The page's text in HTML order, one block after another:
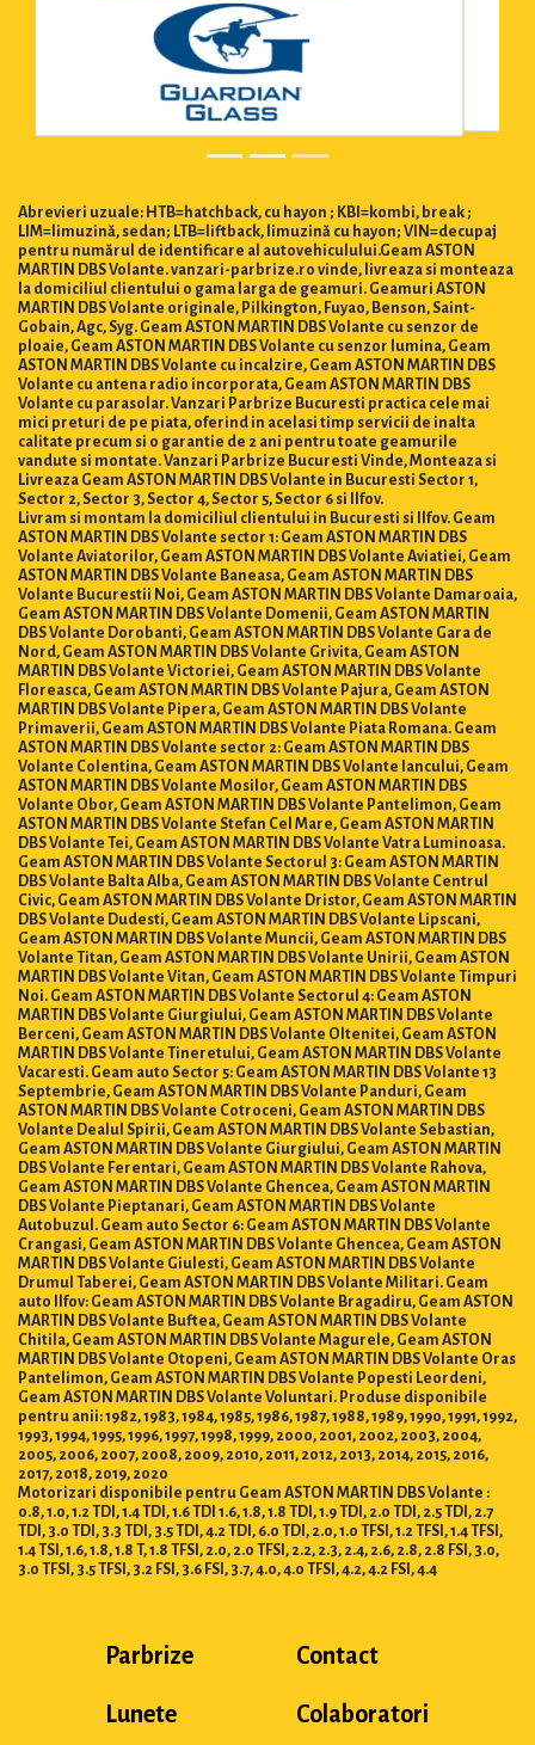
Abrevieri uzuale: HTB=hatchback, cu hayon ; KBI=kombi, break ;
LIM=limuzină, sedan; LTB=liftback, limuzină cu hayon; VIN=decupaj
pentru numărul de identificare al autovehiculului.Geam ASTON
MARTIN DBS Volante. vanzari-parbrize.ro vinde, livreaza si monteaza
la domiciliul clientului o gama larga de geamuri. Geamuri ASTON
MARTIN DBS Volante originale, Pilkington, Fuyao, Benson, Saint-
Gobain, Agc, Syg. Geam ASTON MARTIN DBS Volante cu senzor de
ploaie, Geam ASTON MARTIN DBS Volante cu senzor lumina, Geam
ASTON MARTIN DBS Volante cu incalzire, Geam ASTON MARTIN DBS
Volante cu antena radio incorporata, Geam ASTON MARTIN DBS
Volante cu parasolar. Vanzari Parbrize Bucuresti practica cele mai
mici preturi de pe piata, oferind in acelasi timp servicii de inalta
calitate precum si o garantie de 2 ani pentru toate geamurile
vandute si montate. Vanzari Parbrize Bucuresti Vinde, Monteaza si
Livreaza Geam ASTON MARTIN DBS Volante in Bucuresti Sector 1,
Sector 2, Sector 3, Sector 4, Sector 5, Sector 6 si Ilfov.
Livram si montam la domiciliul clientului in Bucuresti si Ilfov. Geam
ASTON MARTIN DBS Volante sector 1: Geam ASTON MARTIN DBS
Volante Aviatorilor, Geam ASTON MARTIN DBS Volante Aviatiei, Geam
ASTON MARTIN DBS Volante Baneasa, Geam ASTON MARTIN DBS
Volante Bucurestii Noi, Geam ASTON MARTIN DBS Volante Damaroaia,
Geam ASTON MARTIN DBS Volante Domenii, Geam ASTON MARTIN
DBS Volante Dorobanti, Geam ASTON MARTIN DBS Volante Gara de
Nord, Geam ASTON MARTIN DBS Volante Grivita, Geam ASTON
MARTIN DBS Volante Victoriei, Geam ASTON MARTIN DBS Volante
Floreasca, Geam ASTON MARTIN DBS Volante Pajura, Geam ASTON
MARTIN DBS Volante Pipera, Geam ASTON MARTIN DBS Volante
Primaverii, Geam ASTON MARTIN DBS Volante Piata Romana. Geam
ASTON MARTIN DBS Volante sector 2: Geam ASTON MARTIN DBS
Volante Colentina, Geam ASTON MARTIN DBS Volante Iancului, Geam
ASTON MARTIN DBS Volante Mosilor, Geam ASTON MARTIN DBS
Volante Obor, Geam ASTON MARTIN DBS Volante Pantelimon, Geam
ASTON MARTIN DBS Volante Stefan Cel Mare, Geam ASTON MARTIN
DBS Volante Tei, Geam ASTON MARTIN DBS Volante Vatra Luminoasa.
Geam ASTON MARTIN DBS Volante Sectorul 3: Geam ASTON MARTIN
DBS Volante Balta Alba, Geam ASTON MARTIN DBS Volante Centrul
Civic, Geam ASTON MARTIN DBS Volante Dristor, Geam ASTON MARTIN
DBS Volante Dudesti, Geam ASTON MARTIN DBS Volante Lipscani,
Geam ASTON MARTIN DBS Volante Muncii, Geam ASTON MARTIN DBS
Volante Titan, Geam ASTON MARTIN DBS Volante Unirii, Geam ASTON
MARTIN DBS Volante Vitan, Geam ASTON MARTIN DBS Volante Timpuri
Noi. Geam ASTON MARTIN DBS Volante Sectorul 4: Geam ASTON
MARTIN DBS Volante Giurgiului, Geam ASTON MARTIN DBS Volante
Berceni, Geam ASTON MARTIN DBS Volante Oltenitei, Geam ASTON
MARTIN DBS Volante Tineretului, Geam ASTON MARTIN DBS Volante
Vacaresti. Geam auto Sector 5: Geam ASTON MARTIN DBS Volante 13
Septembrie, Geam ASTON MARTIN DBS Volante Panduri, Geam
ASTON MARTIN DBS Volante Cotroceni, Geam ASTON MARTIN DBS
Volante Dealul Spirii, Geam ASTON MARTIN DBS Volante Sebastian,
Geam ASTON MARTIN DBS Volante Giurgiului, Geam ASTON MARTIN
DBS Volante Ferentari, Geam ASTON MARTIN DBS Volante Rahova,
Geam ASTON MARTIN DBS Volante Ghencea, Geam ASTON MARTIN
DBS Volante Pieptanari, Geam ASTON MARTIN DBS Volante
Autobuzul. Geam auto Sector 6: Geam ASTON MARTIN DBS Volante
Crangasi, Geam ASTON MARTIN DBS Volante Ghencea, Geam ASTON
MARTIN DBS Volante Giulesti, Geam ASTON MARTIN DBS Volante
Drumul Taberei, Geam ASTON MARTIN DBS Volante Militari. Geam
auto Ilfov: Geam ASTON MARTIN DBS Volante Bragadiru, Geam ASTON
MARTIN DBS Volante Buftea, Geam ASTON MARTIN DBS Volante
Chitila, Geam ASTON MARTIN DBS Volante Magurele, Geam ASTON
MARTIN DBS Volante Otopeni, Geam ASTON MARTIN DBS Volante Oras
Pantelimon, Geam ASTON MARTIN DBS Volante Popesti Leordeni,
Geam ASTON MARTIN DBS Volante Voluntari. Produse disponibile
pentru anii: 1982, 1983, 1984, 1985, 1986, 1987, 1988, 1989, 1990, 1991, 1992,
1993, 1994, 1995, 1996, 1997, 1998, 1999, 2000, 2001, 2002, 2003, 2004,
2005, 2006, 2007, 2008, 2009, 2010, 2011, 2012, 2013, 2014, 2015, 2016,
2017, 2018, 2019, 2020
Motorizari disponibile pentru Geam ASTON MARTIN DBS Volante :
0.8, 1.0, 1.2 TDI, 1.4 TDI, 1.6 TDI 1.6, 1.8, 1.8 TDI, 1.9 TDI, 2.0 TDI, 2.5 TDI, 2.7
TDI, 3.0 TDI, 3.3 TDI, 3.5 TDI, 4.2 TDI, 6.0 TDI, 2.0, 1.0 TFSI, 1.2 TFSI, 1.4 TFSI,
1.4 TSI, 1.6, 1.8, 1.8 T, 1.8 TFSI, 2.0, 2.0 TFSI, 2.2, 2.3, 2.4, 2.6, 2.8, 2.8 FSI, 3.0,
3.0 TFSI, 3.5 TFSI, 3.2 FSI, 3.6 FSI, 3.7, 4.0, 4.0 TFSI, 4.2, 4.2 FSI, 4.4
Parbrize
Lunete
Contact
Colaboratori